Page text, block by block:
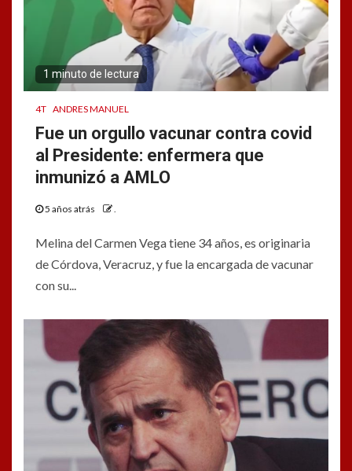
1 minuto de lectura
4T ANDRES MANUEL
Fue un orgullo vacunar contra covid
al Presidente: enfermera que
inmunizó a AMLO
5 años atrás .
Melina del Carmen Vega tiene 34 años, es originaria
de Córdova, Veracruz, y fue la encargada de vacunar
con su...